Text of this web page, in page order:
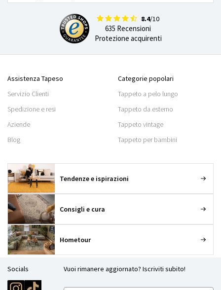
8.4/10
635 Recensioni
Protezione acquirenti
Assistenza Tapeso
Servizio Clienti
Spedizione e resi
Aziende
Blog
Categorie popolari
Tappeto a pelo lungo
Tappeto da esterno
Tappeto vintage
Tappeto per bambini
Tendenze e ispirazioni
Consigli e cura
Hometour
Socials Vuoi rimanere aggiornato? Iscriviti subito!